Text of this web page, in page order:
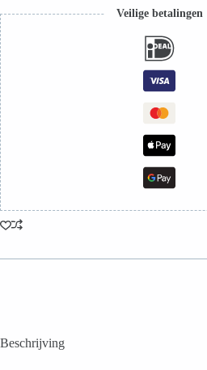
Veilige betalingen
Beschrijving